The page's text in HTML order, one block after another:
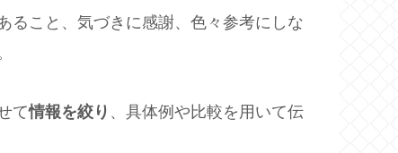
ること、気づきに感謝、色々参考にしな
て情報を絞り 、具体例や比較を用いて伝